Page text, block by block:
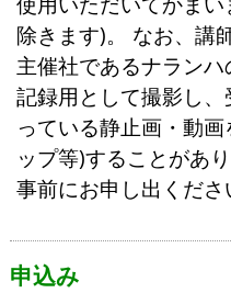
除きます)。 なお、講
主催社であるナラン
記録用として撮影し
っている静止画・動
ップ等)することがあ
事前にお申し出くださ
申込み